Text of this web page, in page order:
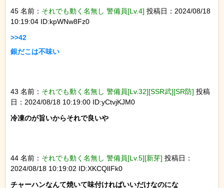
45 名前： それでも動く名無し 警備員[Lv.4] 投稿日：2024/08/18
10:19:04 ID:kpWNw8Fz0
>>42
銀だこは不味い
43 名前： それでも動く名無し 警備員[Lv.32][SSR武][SR防] 投稿
日：2024/08/18 10:19:00 ID:yCtvjKJM0
冷凍のが旨いからそれで良いや
44 名前： それでも動く名無し 警備員[Lv.5][新芽] 投稿日：
2024/08/18 10:19:02 ID:XKCQlIFk0
チャーハンなんて焼いて味付ければいいだけなのにな